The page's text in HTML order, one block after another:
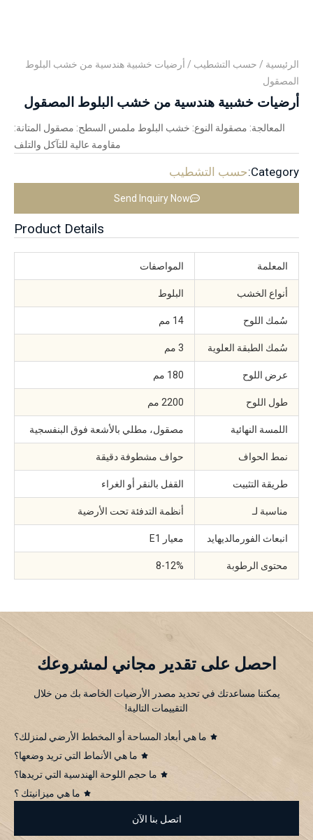
الرئيسية / حسب التشطيب / أرضيات خشبية هندسية من خشب البلوط
المصقول
أرضيات خشبية هندسية من خشب البلوط المصقول
المعالجة: مصقولة النوع: خشب البلوط ملمس السطح: مصقول المتانة:
مقاومة عالية للتآكل والتلف
Category: حسب التشطيب
Send Inquiry Now
Product Details
المعلمة المواصفات
أنواع الخشب البلوط
سُمك اللوح 14 مم
سُمك الطبقة العلوية 3 مم
عرض اللوح 180 مم
طول اللوح 2200 مم
اللمسة النهائية مصقول، مطلي بالأشعة فوق البنفسجية
نمط الحواف حواف مشطوفة دقيقة
طريقة التثبيت القفل بالنقر أو الغراء
مناسبة لـ أنظمة التدفئة تحت الأرضية
انبعاث الفورمالديهايد معيار E1
محتوى الرطوبة 8-12%
احصل على تقدير مجاني لمشروعك
يمكننا مساعدتك في تحديد مصدر الأرضيات الخاصة بك من خلال
التقييمات التالية!
ما هي أبعاد المساحة أو المخطط الأرضي لمنزلك؟
ما هي الأنماط التي تريد وضعها؟
ما حجم اللوحة الهندسية التي تريدها؟
ما هي ميزانيتك ؟
اتصل بنا الآن